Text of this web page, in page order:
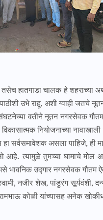
हातगाडा चालक हे शहराच्या
उभे राहू, अशी ग्वाही जतचे
वतीने नूतन नगरसेवक गौतम
नियोजनाच्या
हा सर्वसमावेशक असला पाहिजे, ही
त्यामुळे तुमच्या घामाचे मोल
भावनिक उद्गार नगरसेवक गौतम
नजीर शेख, पांडुरंग सूर्यवंशी,
कोळी यांच्यासह अनेक